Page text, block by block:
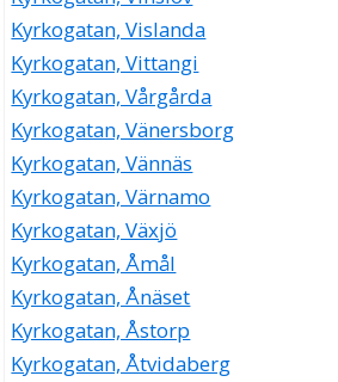
Kyrkogatan, Vislanda
Kyrkogatan, Vittangi
Kyrkogatan, Vårgårda
Kyrkogatan, Vänersborg
Kyrkogatan, Vännäs
Kyrkogatan, Värnamo
Kyrkogatan, Växjö
Kyrkogatan, Åmål
Kyrkogatan, Ånäset
Kyrkogatan, Åstorp
Kyrkogatan, Åtvidaberg